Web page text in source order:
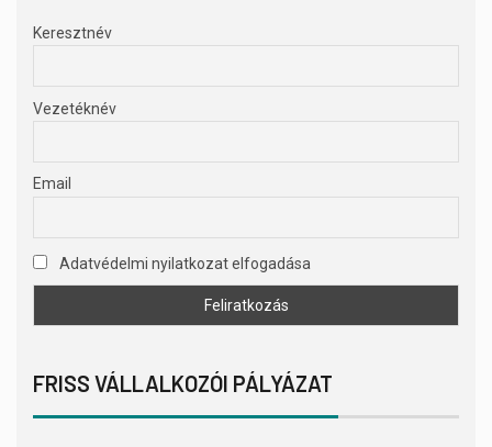
Keresztnév
Vezetéknév
Email
Adatvédelmi nyilatkozat elfogadása
FRISS VÁLLALKOZÓI PÁLYÁZAT